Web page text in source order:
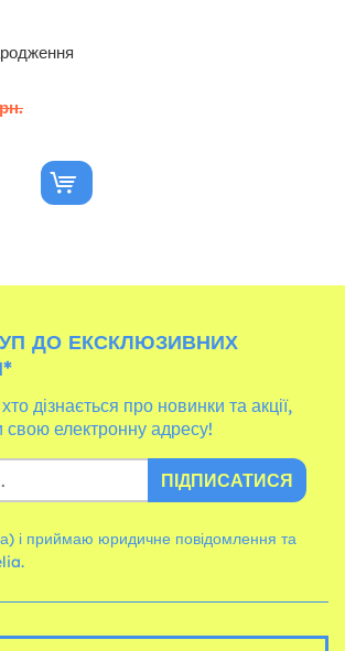
ДО ЕКСКЛЮЗИВНИХ
дізнається про новинки та акції,
електронну адресу!
ПІДПИСАТИСЯ
і приймаю юридичне повідомлення та